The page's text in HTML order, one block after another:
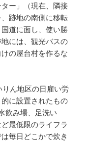
ー」（現在、隣接
跡地の南側に移転
道に面し、使い勝
には、観光バスの
の屋台村を作るな
ん地区の日雇い労
に設置されたもの
飲み場、足洗い
最低限のライフラ
毎日どこかで炊き